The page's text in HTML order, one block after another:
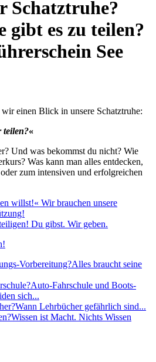
Schatztruhe?
gibt es zu teilen?
See
einen Blick in unsere Schatztruhe:
teilen?«
Und was bekommst du nicht? Wie
Was kann man alles entdecken,
zum intensiven und erfolgreichen
willst!« Wir brauchen unsere
Du gibst. Wir geben.
Vorbereitung?Alles braucht seine
Auto-Fahrschule und Boots-
sich...
Wann Lehrbücher gefährlich sind...
Wissen ist Macht. Nichts Wissen